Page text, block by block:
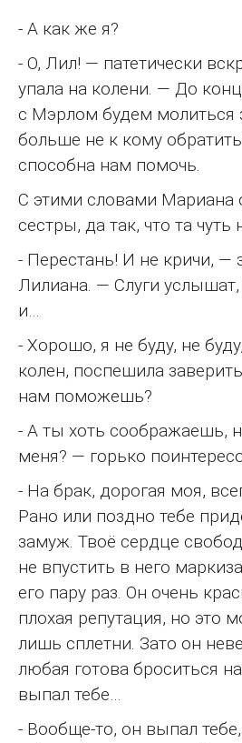
- А как же я?
- О, Лил! — патетически
упала на колени. — До
с Мэрлом будем молиться
больше не к кому
способна нам помочь.
С этими словами Мариана
сестры, да так, что та чуть
- Перестань! И не кричи, —
Лилиана. — Слуги услышат,
и…
- Хорошо, я не буду, не
колен, поспешила
нам поможешь?
- А ты хоть соображаешь,
меня? — горько
- На брак, дорогая моя,
Рано или поздно тебе
замуж. Твоё сердце
не впустить в него
его пару раз. Он очень
плохая репутация, но это
лишь сплетни. Зато он
любая готова броситься
выпал тебе…
- Вообще-то, он выпал